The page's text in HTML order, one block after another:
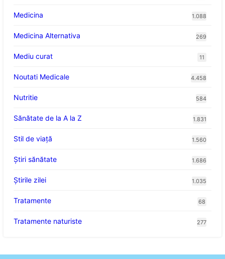
Medicina 1.088
Medicina Alternativa 269
Mediu curat 11
Noutati Medicale 4.458
Nutritie 584
Sănătate de la A la Z 1.831
Stil de viaţă 1.560
Ştiri sănătate 1.686
Știrile zilei 1.035
Tratamente 68
Tratamente naturiste 277